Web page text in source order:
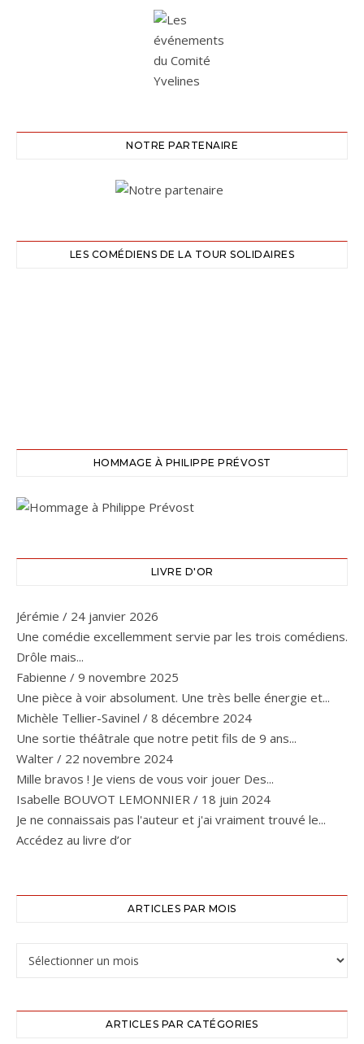
NOTRE PARTENAIRE
LES COMÉDIENS DE LA TOUR SOLIDAIRES
HOMMAGE À PHILIPPE PRÉVOST
LIVRE D'OR
Jérémie / 24 janvier 2026
Une comédie excellemment servie par les trois comédiens.
Drôle mais...
Fabienne / 9 novembre 2025
Une pièce à voir absolument. Une très belle énergie et...
Michèle Tellier-Savinel / 8 décembre 2024
Une sortie théâtrale que notre petit fils de 9 ans...
Walter / 22 novembre 2024
Mille bravos ! Je viens de vous voir jouer Des...
Isabelle BOUVOT LEMONNIER / 18 juin 2024
Je ne connaissais pas l'auteur et j'ai vraiment trouvé le...
Accédez au livre d’or
ARTICLES PAR MOIS
ARTICLES PAR CATÉGORIES